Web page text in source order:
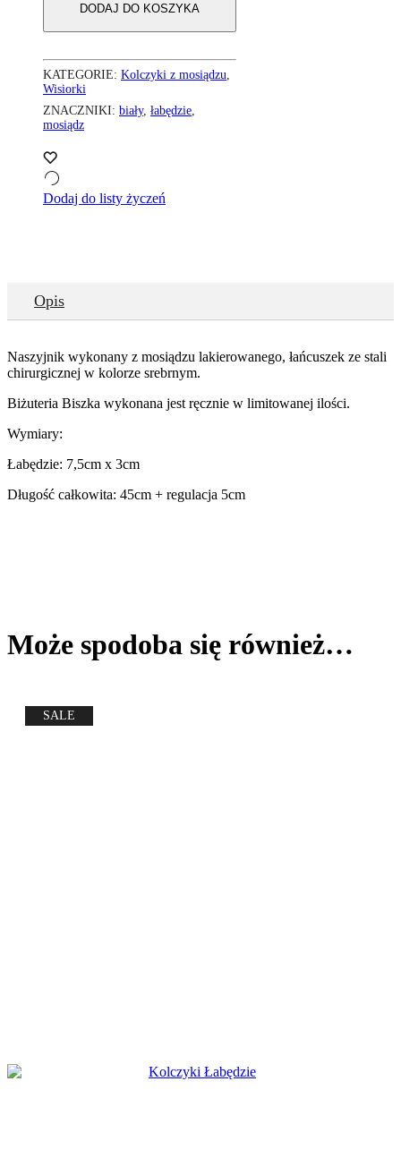
DODAJ DO KOSZYKA
KATEGORIE: Kolczyki z mosiądzu
Wisiorki
ZNACZNIKI: biały, łabędzie
mosiądz
Dodaj do listy życzeń
Opis
Naszyjnik wykonany z mosiądzu lakierowanego, łańcuszek ze stali
chirurgicznej w kolorze srebrnym.
Biżuteria Biszka wykonana jest ręcznie w limitowanej ilości.
Wymiary:
Łabędzie: 7,5cm x 3cm
Długość całkowita: 45cm + regulacja 5cm
Może spodoba się również…
SALE